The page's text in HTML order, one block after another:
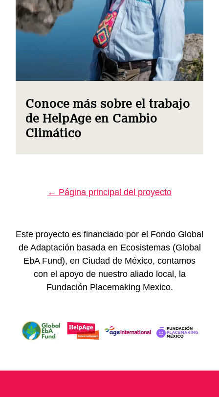
Conoce más sobre el trabajo
de HelpAge en Cambio
Climático
← Página principal del proyecto
Este proyecto es financiado por el Fondo Global
de Adaptación basada en Ecosistemas (Global
EbA Fund), en Ciudad de México, contamos
con el apoyo de nuestro aliado local, la
Fundación Placemaking Mexico.